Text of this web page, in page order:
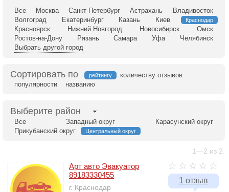
Все Москва Санкт-Петербург Астрахань
Владивосток
Волгоград
Екатеринбург Казань Киев Краснодар
Красноярск Нижний Новгород Новосибирск
Омск
Ростов-на-Дону
Рязань Самара Уфа
Челябинск
Выбрать другой город
Сортировать по рейтингу
количеству отзывов
популярности
названию
Выберите район
Все Западный округ
Карасунский округ
Прикубанский округ
Центральный округ
1—2 из 2.
1 отзыв
Арт авто Эвакуатор
89183330455
г. Краснодар